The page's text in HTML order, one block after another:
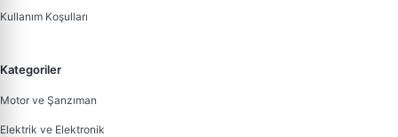
Kullanım Koşulları
Kategoriler
Motor ve Şanzıman
Elektrik ve Elektronik